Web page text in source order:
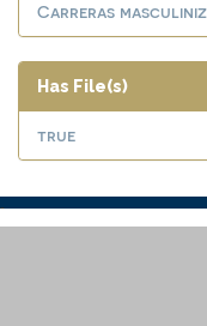
Carreras
Has File(s)
true